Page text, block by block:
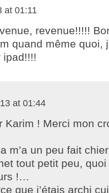
at 01:11
revenue!!!!!
quand même quoi,
ipad!!!!
at 01:44
Karim ! Merci mon
m’a un peu fait
tout petit peu,
!…
que j’étais archi